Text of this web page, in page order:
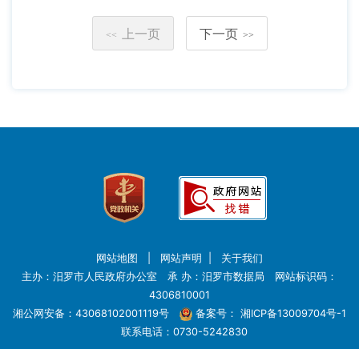
<< 上一页 下一页 >>
网站地图 网站声明
关于我们
主办：汨罗市人民政府办公室 承 办：汨罗市数据局 网站标识码：
4306810001
湘公网安备：43068102001119号
备案号： 湘ICP备13009704号-1
联系电话：0730-5242830